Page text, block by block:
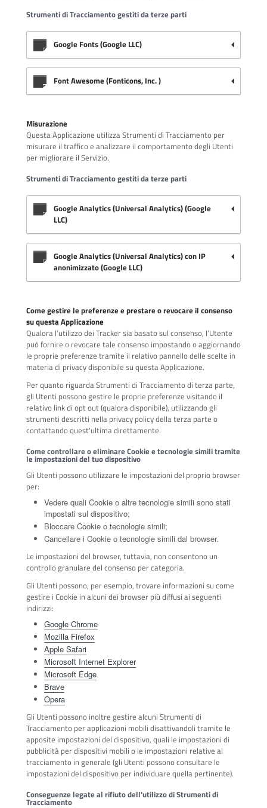
Strumenti di Tracciamento gestiti da terze parti
Google Fonts (Google LLC)
Font Awesome (Fonticons, Inc. )
Misurazione
Questa Applicazione utilizza Strumenti di Tracciamento per
misurare il traffico e analizzare il comportamento degli Utenti
per migliorare il Servizio.
Strumenti di Tracciamento gestiti da terze parti
Google Analytics (Universal Analytics) (Google
LLC)
Google Analytics (Universal Analytics) con IP
anonimizzato (Google LLC)
Come gestire le preferenze e prestare o revocare il consenso
su questa Applicazione
Qualora l’utilizzo dei Tracker sia basato sul consenso, l’Utente
può fornire o revocare tale consenso impostando o aggiornando
le proprie preferenze tramite il relativo pannello delle scelte in
materia di privacy disponibile su questa Applicazione.
Per quanto riguarda Strumenti di Tracciamento di terza parte,
gli Utenti possono gestire le proprie preferenze visitando il
relativo link di opt out (qualora disponibile), utilizzando gli
strumenti descritti nella privacy policy della terza parte o
contattando quest'ultima direttamente.
Come controllare o eliminare Cookie e tecnologie simili tramite
le impostazioni del tuo dispositivo
Gli Utenti possono utilizzare le impostazioni del proprio browser
per:
Vedere quali Cookie o altre tecnologie simili sono stati
impostati sul dispositivo;
Bloccare Cookie o tecnologie simili;
Cancellare i Cookie o tecnologie simili dal browser.
Le impostazioni del browser, tuttavia, non consentono un
controllo granulare del consenso per categoria.
Gli Utenti possono, per esempio, trovare informazioni su come
gestire i Cookie in alcuni dei browser più diffusi ai seguenti
indirizzi:
Google Chrome
Mozilla Firefox
Apple Safari
Microsoft Internet Explorer
Microsoft Edge
Brave
Opera
Gli Utenti possono inoltre gestire alcuni Strumenti di
Tracciamento per applicazioni mobili disattivandoli tramite le
apposite impostazioni del dispositivo, quali le impostazioni di
pubblicità per dispositivi mobili o le impostazioni relative al
tracciamento in generale (gli Utenti possono consultare le
impostazioni del dispositivo per individuare quella pertinente).
Conseguenze legate al rifiuto dell'utilizzo di Strumenti di
Tracciamento